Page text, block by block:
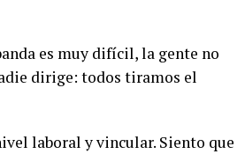
es muy difícil, la gente no
dirige: todos tiramos el
laboral y vincular. Siento que